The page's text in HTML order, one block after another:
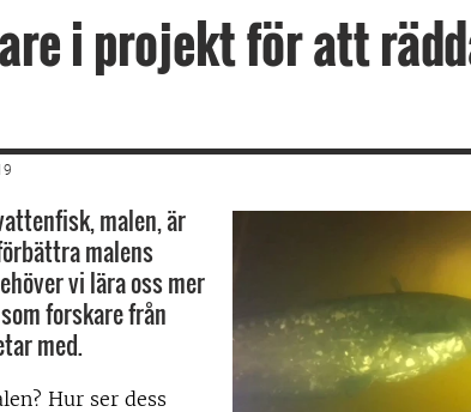
i projekt för att
malen, är
malens
vi lära oss mer
forskare från
med.
Hur ser dess